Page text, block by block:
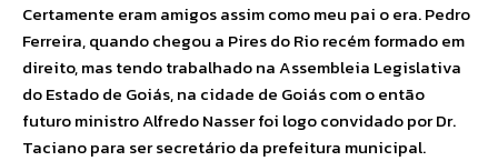
Certamente eram amigos assim como meu pai o era. Pedro
Ferreira, quando chegou a Pires do Rio recém formado em
direito, mas tendo trabalhado na Assembleia Legislativa
do Estado de Goiás, na cidade de Goiás com o então
futuro ministro Alfredo Nasser foi logo convidado por Dr.
Taciano para ser secretário da prefeitura municipal.